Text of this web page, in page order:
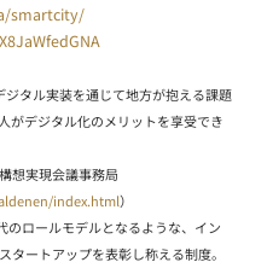
smartcity/
タル実装を通じて地方が抱える課題
がデジタル化のメリットを享受でき
想実現会議事務局
index.html）
ロールモデルとなるような、イン
タートアップを表彰し称える制度。